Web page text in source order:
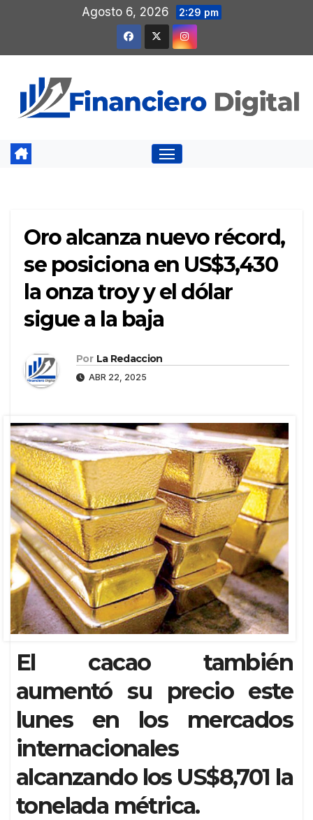
contenido
Agosto 6, 2026 2:29 pm
Oro alcanza nuevo récord,
se posiciona en US$3,430
la onza troy y el dólar
sigue a la baja
Por La Redaccion
ABR 22, 2025
El cacao también
aumentó su precio este
lunes en los mercados
internacionales
alcanzando los US$8,701 la
tonelada métrica.